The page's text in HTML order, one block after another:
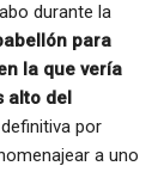
durante la
para
la que vería
alto del
por
a uno